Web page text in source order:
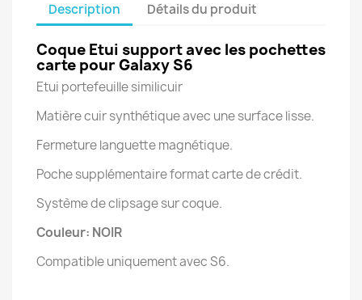
Description Détails du produit
Coque Etui support avec les pochettes
carte pour Galaxy S6
Etui portefeuille similicuir
Matière cuir synthétique avec une surface lisse.
Fermeture languette magnétique.
Poche supplémentaire format carte de crédit.
Système de clipsage sur coque.
Couleur: NOIR
Compatible uniquement avec S6.